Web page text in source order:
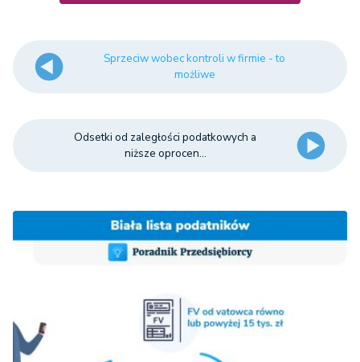
Sprzeciw wobec kontroli w firmie - to
możliwe
Odsetki od zaległości podatkowych a
niższe oprocen...